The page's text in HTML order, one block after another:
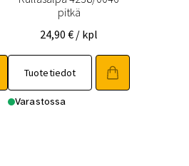
pitkä
24,90€ / kpl
Tuotetiedot
Varastossa